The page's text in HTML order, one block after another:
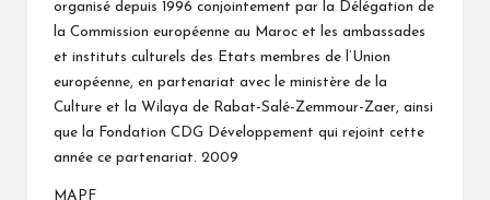
organisé depuis 1996 conjointement par la Délégation de
la Commission européenne au Maroc et les ambassades
et instituts culturels des Etats membres de l’Union
européenne, en partenariat avec le ministère de la
Culture et la Wilaya de Rabat-Salé-Zemmour-Zaer, ainsi
que la Fondation CDG Développement qui rejoint cette
année ce partenariat. 2009
MAPF